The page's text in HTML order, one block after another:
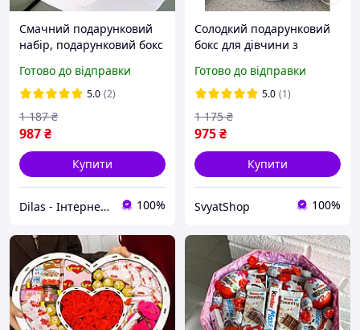
Смачний подарунковий
набір, подарунковий бокс
бокс для дружини,
Подарункові набори
солодощів
Готово до відправки
5.0 (2)
987₴
1 187 ₴
Купити
Dilas - Інтернет-магазин 100%
Солодкий подарунковий
бокс для дівчини з
Сюрприз,Ідеальний набір
коханій
дружині,мамі,донечці
Готово до відправки
5.0 (1)
975₴
1 175 ₴
Купити
SvyatShop 100%